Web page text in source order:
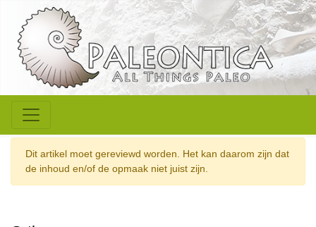
Dit artikel moet gereviewd worden. Het kan daarom zijn dat
de inhoud en/of de opmaak niet juist zijn.